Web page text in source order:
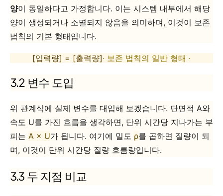
양이 동일하다고 가정합니다. 이는 시스템 내부에서 해당
양이 생성되거나 소멸되지 않음을 의미하며, 이것이 보존
법칙의 기본 형태입니다.
[입력량] = [출력량]· 보존 법칙의 일반 형태 ·
3.2 변수 도입
위 관계식에 실제 변수를 대입해 보겠습니다. 단면적 A와
속도 U를 가진 흐름을 생각하면, 단위 시간당 지나가는 부
피는 A × U가 됩니다. 여기에 밀도 ρ를 곱하면 질량이 되
며, 이것이 단위 시간당 질량 흐름량입니다.
3.3 두 지점 비교